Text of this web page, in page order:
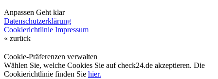
Anpassen Geht klar
Datenschutzerklärung
Cookierichtlinie Impressum
« zurück
Cookie-Präferenzen verwalten
Wählen Sie, welche Cookies Sie auf check24.de akzeptieren. Die
Cookierichtlinie finden Sie hier.